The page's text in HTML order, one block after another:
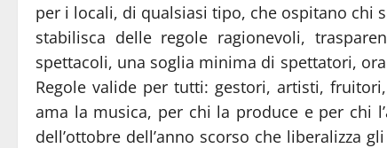
per i locali, di qualsiasi tipo, che ospitano chi
stabilisca delle regole ragionevoli,
spettacoli, una soglia minima di spettatori,
Regole valide per tutti: gestori, artisti,
ama la musica, per chi la produce e per chi
dell’ottobre dell’anno scorso che liberalizza